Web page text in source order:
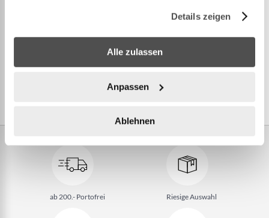
Details zeigen
Alle zulassen
Anpassen
Ablehnen
mit App-Steuerung, für 6 Personen
729,00 CHF
ab 200.- Portofrei Riesige Auswahl